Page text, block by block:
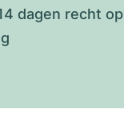
dagen recht op